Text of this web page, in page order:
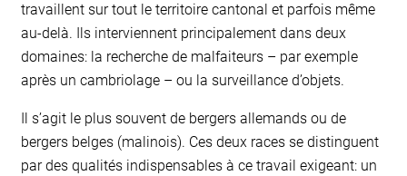
travaillent sur tout le territoire cantonal et parfois même
au-delà. Ils interviennent principalement dans deux
domaines: la recherche de malfaiteurs – par exemple
après un cambriolage – ou la surveillance d’objets.
Il s’agit le plus souvent de bergers allemands ou de
bergers belges (malinois). Ces deux races se distinguent
par des qualités indispensables à ce travail exigeant: un